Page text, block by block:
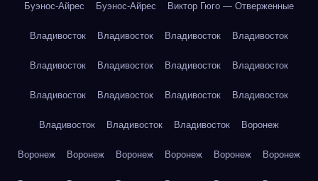
Буэнос-Айрес Буэнос-Айрес Виктор Гюго — Отверженные
Владивосток Владивосток Владивосток Владивосток
Владивосток Владивосток Владивосток Владивосток
Владивосток Владивосток Владивосток Владивосток
Владивосток Владивосток Владивосток Воронеж
Воронеж Воронеж Воронеж Воронеж Воронеж Воронеж